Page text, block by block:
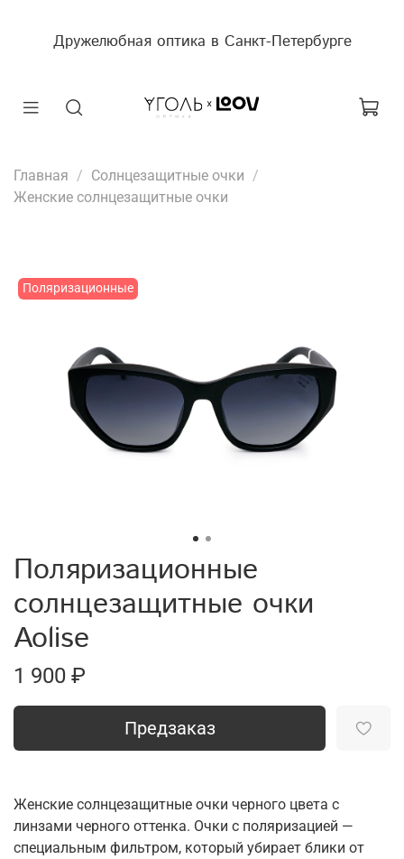
Дружелюбная оптика в Санкт-Петербурге
Главная
Солнцезащитные очки
Женские солнцезащитные очки
Поляризационные
Поляризационные
солнцезащитные очки
Aolise
1 900 ₽
Предзаказ
Женские солнцезащитные очки черного цвета с
линзами черного оттенка. Очки с поляризацией —
специальным фильтром, который убирает блики от